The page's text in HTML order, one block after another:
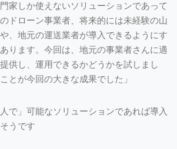
家しか使えないソリューションであって
ドローン事業者、将来的には未経験の山
、地元の運送業者が導入できるようにす
ります。今回は、地元の事業者さんに適
供し、運用できるかどうかを試しまし
とが今回の大きな成果でした」
」可能なソリューションであれば導入
うです